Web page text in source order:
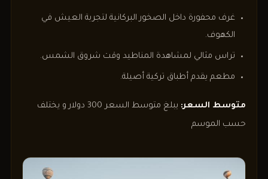
غرف محفورة داخل الصخور البركانية لتجربة العيش في
الكهوف.
تراس مثالي لمشاهدة المناطيد وقت شروق الشمس.
مطعم يقدم أطباق تركية أصيلة.
متوسط السعر:
يبلغ متوسط السعر 300 دولار و يختلف
حسب الموسم